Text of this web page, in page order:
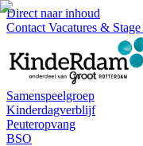
Direct naar inhoud
Contact Vacatures & Stage
Samenspeelgroep
Kinderdagverblijf
Peuteropvang
BSO